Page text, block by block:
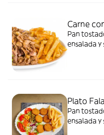
Carne
Pan
ensalada
Plato
Pan
ensalada y